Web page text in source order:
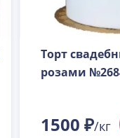
Торт
розами
1500 ₽/кг